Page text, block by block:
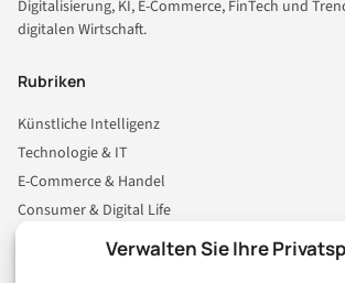
Verwalten Sie Ihre
Digitalisierung, KI, E-Commerce, FinTech und
digitalen Wirtschaft.
Rubriken
Künstliche Intelligenz
Technologie & IT
E-Commerce & Handel
Consumer & Digital Life